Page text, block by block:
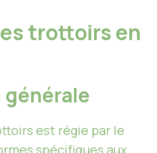
trottoirs en
est régie par le
spécifiques aux